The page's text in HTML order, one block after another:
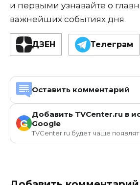
и первыми узнавайте о
важнейших событиях дня.
ДЗЕН Телеграм
Оставить комментарий
G
Добавить TVCenter.ru в
Google
TVCenter.ru будет чаще